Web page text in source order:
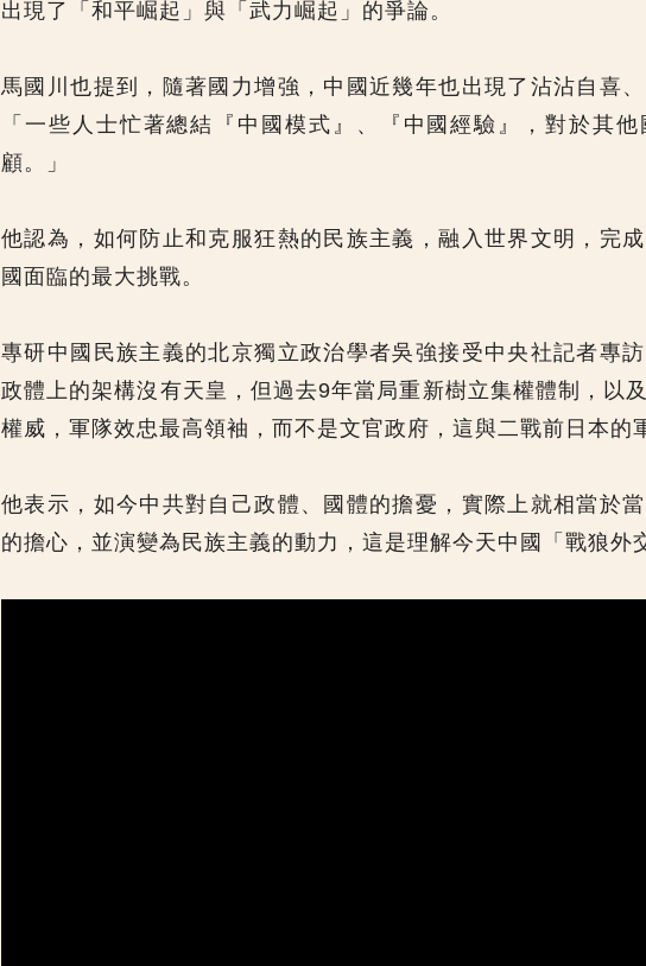
出現了「和平崛起」與「武力崛起」的爭論。
馬國川也提到，隨著國力增強，中國近幾年也出現了沾沾自喜、
「一些人士忙著總結『中國模式』、『中國經驗』，對於其
顧。」
他認為，如何防止和克服狂熱的民族主義，融入世界文明，完
國面臨的最大挑戰。
專研中國民族主義的北京獨立政治學者吳強接受中央社記者專
政體上的架構沒有天皇，但過去9年當局重新樹立集權體制，以
權威，軍隊效忠最高領袖，而不是文官政府，這與二戰前日本的
他表示，如今中共對自己政體、國體的擔憂，實際上就相當於
的擔心，並演變為民族主義的動力，這是理解今天中國「戰狼外